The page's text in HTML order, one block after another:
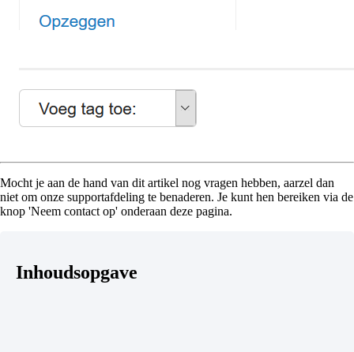
Mocht je aan de hand van dit artikel nog vragen hebben, aarzel dan
niet om onze supportafdeling te benaderen. Je kunt hen bereiken via de
knop 'Neem contact op' onderaan deze pagina.
Inhoudsopgave